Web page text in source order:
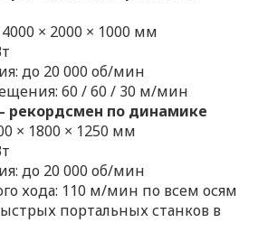
× 2000 × 1000 мм
до 20 000 об/мин
60 / 60 / 30 м/мин
рекордсмен по динамике
× 1800 × 1250 мм
до 20 000 об/мин
хода: 110 м/мин по всем осям
портальных станков в